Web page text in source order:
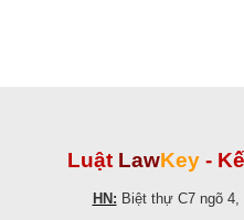
Luật LawKey -
HN: Biệt thự C7 ngõ